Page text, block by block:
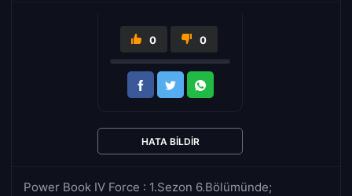
Power Book IV Force : 1.Sezon 6.Bölümünde;
0 0
HATA BILDIR